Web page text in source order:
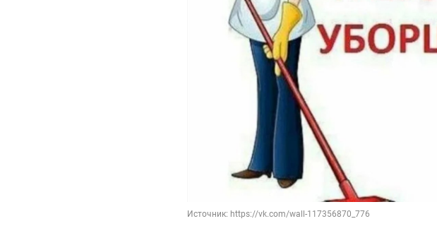
Источник: https://vk.com/wall-117356870_776